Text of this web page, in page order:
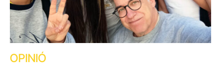
OPINIÓ